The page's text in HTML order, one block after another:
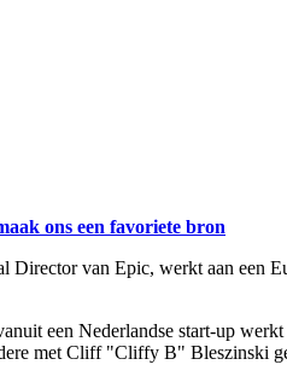
ons een favoriete bron
van Epic, werkt aan een
een Nederlandse start-up
met Cliff "Cliffy B" Bleszinski